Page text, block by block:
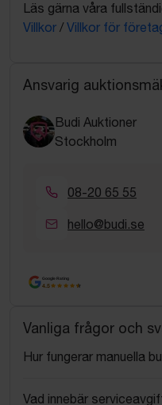
Läs gärna våra
Villkor / Villkor för
Ansvarig
Budi Auktioner
Stockholm
08-20 65 55
hello@budi.se
Google Rating
4.5
Vanliga frågor och
Hur fungerar manuella
Vad innebär